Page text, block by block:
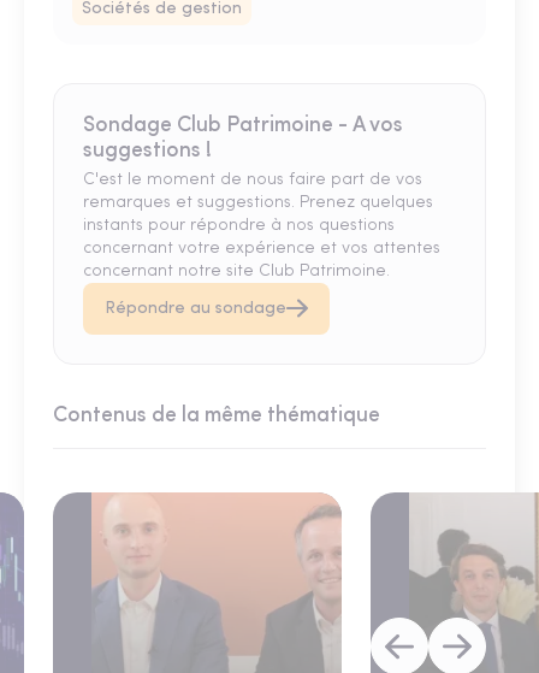
Sociétés de gestion
Sondage Club Patrimoine - A vos
suggestions !
C'est le moment de nous faire part de vos
remarques et suggestions. Prenez quelques
instants pour répondre à nos questions
concernant votre expérience et vos attentes
concernant notre site Club Patrimoine.
Répondre au sondage
Contenus de la même thématique